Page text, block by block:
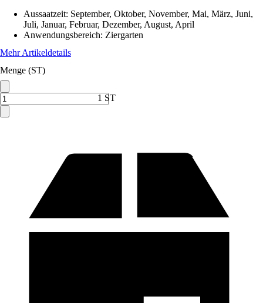
Aussaatzeit: September, Oktober, November, Mai, März, Juni,
Juli, Januar, Februar, Dezember, August, April
Anwendungsbereich: Ziergarten
Mehr Artikeldetails
Menge (ST)
1 ST